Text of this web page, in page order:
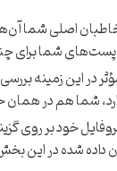
اصلی شما
شما برای
مؤثر در این زمینه
شما هم در همان
شده در این